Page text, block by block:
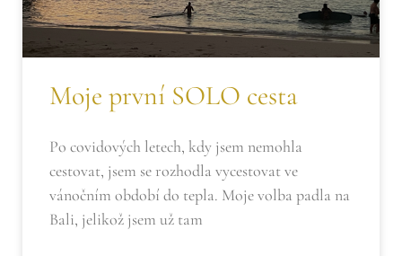
Moje první SOLO cesta
Po covidových letech, kdy jsem nemohla
cestovat, jsem se rozhodla vycestovat ve
vánočním období do tepla. Moje volba padla na
Bali, jelikož jsem už tam